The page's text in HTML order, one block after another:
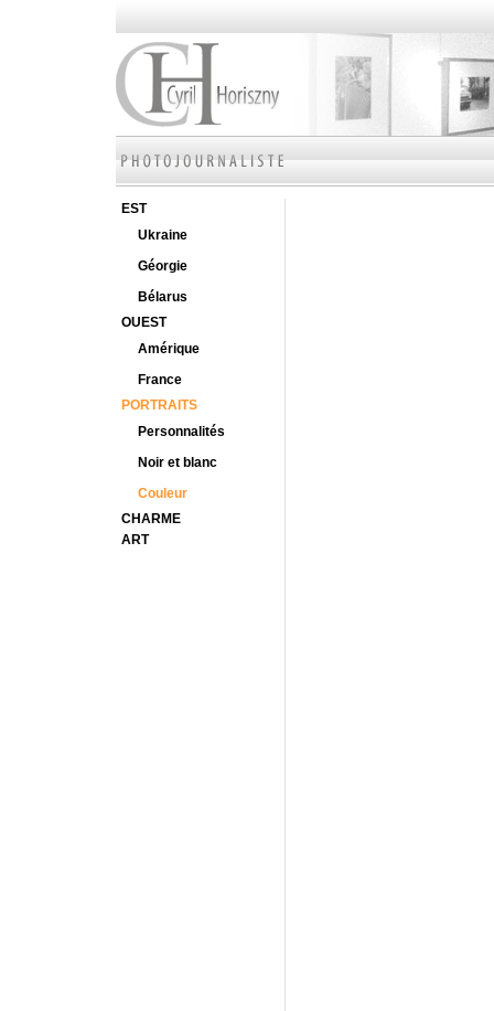
EST
Ukraine
Géorgie
Bélarus
OUEST
Amérique
France
PORTRAITS
Personnalités
Noir et blanc
Couleur
CHARME
ART